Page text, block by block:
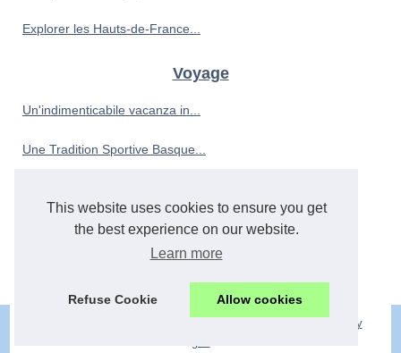
This website uses cookies to ensure you get
the best experience on our website.
Learn more
Refuse Cookie Allow cookies
Explorer les Hauts-de-France...
Voyage
Un'indimenticabile vacanza in...
Une Tradition Sportive Basque...
Les Bateaux Espagnols les...
Cookies Policy